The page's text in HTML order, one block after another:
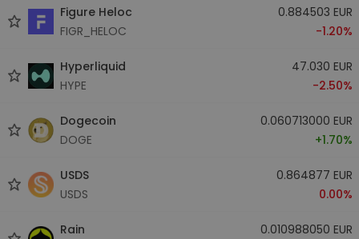
Figure Heloc
FIGR_HELOC
0.884503 EUR
-1.20%
Hyperliquid
HYPE
47.030 EUR
-2.50%
Dogecoin
DOGE
0.060713000 EUR
+1.70%
USDS
USDS
0.864877 EUR
0.00%
Rain
0.010988050 EUR